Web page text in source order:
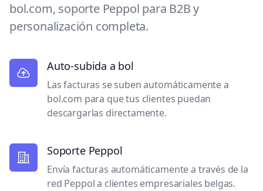
bol.com, soporte Peppol para B2B y
personalización completa.
Auto-subida a bol
Las facturas se suben automáticamente a
bol.com para que tus clientes puedan
descargarlas directamente.
Soporte Peppol
Envía facturas automáticamente a través de la
red Peppol a clientes empresariales belgas.